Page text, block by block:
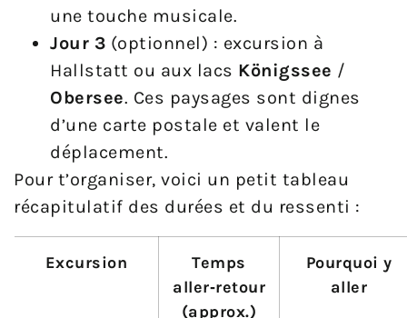
une touche musicale.
Jour 3 (optionnel) : excursion à
Hallstatt ou aux lacs Königssee /
Obersee. Ces paysages sont dignes
d’une carte postale et valent le
déplacement.
Pour t’organiser, voici un petit tableau
récapitulatif des durées et du ressenti :
Excursion
Temps
aller‑retour
(approx.)
Pourquoi y
aller